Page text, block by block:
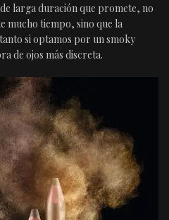
larga duración que promete, no
mucho tiempo, sino que la
si optamos por un smoky
de ojos más discreta.